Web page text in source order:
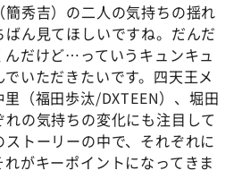
秀吉）の二人の気持ちの揺れ
ん見てほしいですね。だんだ
んだけど…っていうキュンキュ
いただきたいです。四天王メ
（福田歩汰/DXTEEN）、堀田
れの気持ちの変化にも注目して
トーリーの中で、それぞれに
がキーポイントになってきま